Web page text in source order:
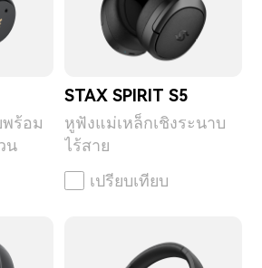
ร้อม
น
STAX SPIRIT S5
หูฟังแม่เหล็กเชิงระนาบ
ไร้สาย
เปรียบเทียบ